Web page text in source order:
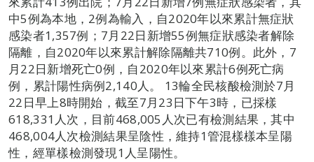
中5例為本地，2例為輸入，自2020年以來累計無症狀
感染者1,357例；7月22日新增55例無症狀感染者解除
隔離，自2020年以來累計解除隔離共710例。此外，7
月22日新增死亡0例，自2020年以來累計6例死亡病
例，累計陽性病例2,140人。 13輪全民核酸檢測於7月
22日早上8時開始，截至7月23日下午3時，已採樣
618,331人次，目前468,005人次已有檢測結果，其中
468,004人次檢測結果呈陰性，維持1管混樣樣本呈陽
性，經單樣檢測發現1人呈陽性。